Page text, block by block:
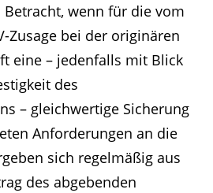
wenn für die vom
Zusage bei der originären
eine – jedenfalls mit Blick
des
– gleichwertige Sicherung
Anforderungen an die
sich regelmäßig aus
des abgebenden